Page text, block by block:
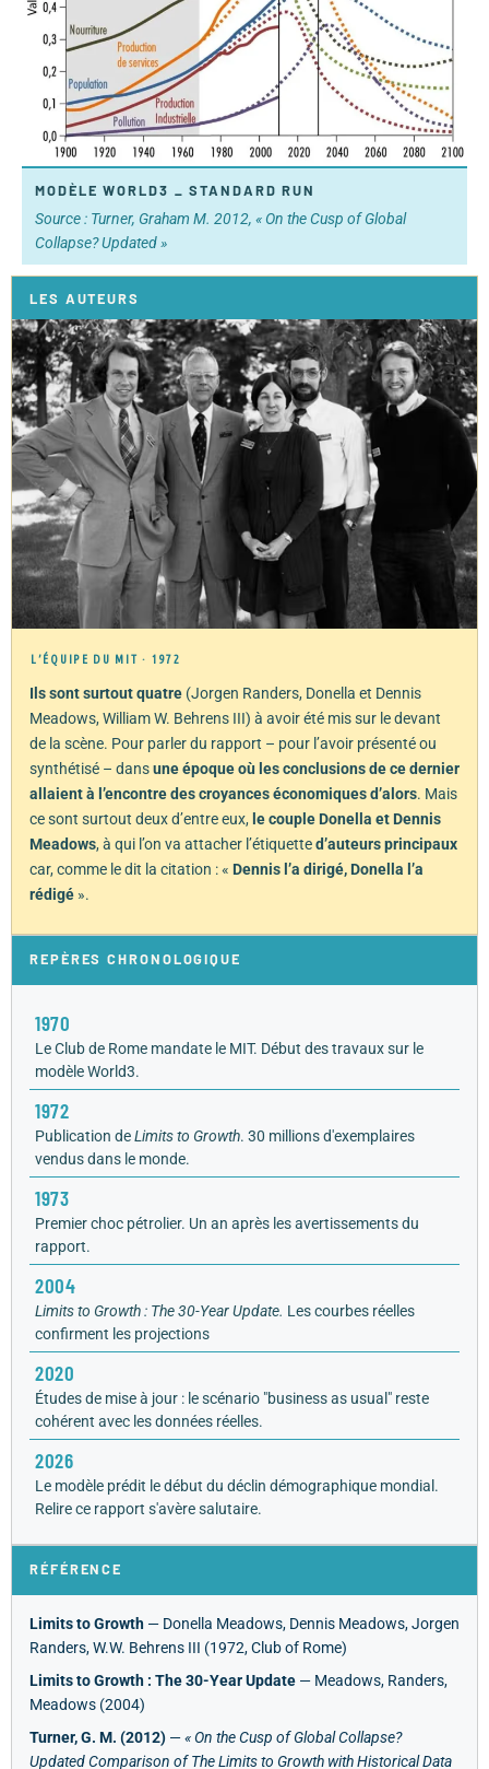
MODÈLE WORLD3 _ STANDARD RUN
Source : Turner, Graham M. 2012, « On the Cusp of Global
Collapse? Updated »
LES AUTEURS
L’ÉQUIPE DU MIT · 1972
Ils sont surtout quatre (Jorgen Randers, Donella et Dennis
Meadows, William W. Behrens III) à avoir été mis sur le devant
de la scène. Pour parler du rapport – pour l’avoir présenté ou
synthétisé – dansune époque où les conclusions de ce dernier
allaient à l’encontre des croyances économiques d’alors. Mais
ce sont surtout deux d’entre eux, le couple Donella et Dennis
Meadows, à qui l’on va attacher l’étiquetted’auteurs principaux
car, comme le dit la citation : « Dennis l’a dirigé, Donella l’a
rédigé ».
REPÈRES CHRONOLOGIQUE
1970
Le Club de Rome mandate le MIT. Début des travaux sur le
modèle World3.
1972
Publication deLimits to Growth. 30 millions d'exemplaires
vendus dans le monde.
1973
Premier choc pétrolier. Un an après les avertissements du
rapport.
2004
Limits to Growth : The 30-Year Update. Les courbes réelles
confirment les projections
2020
Études de mise à jour : le scénario "business as usual" reste
cohérent avec les données réelles.
2026
Le modèle prédit le début du déclin démographique mondial.
Relire ce rapport s'avère salutaire.
RÉFÉRENCE
Limits to Growth — Donella Meadows, Dennis Meadows, Jorgen
Randers, W.W. Behrens III (1972, Club of Rome)
Limits to Growth : The 30-Year Update — Meadows, Randers,
Meadows (2004)
Turner, G. M. (2012) —« On the Cusp of Global Collapse?
Updated Comparison of The Limits to Growth with Historical Data